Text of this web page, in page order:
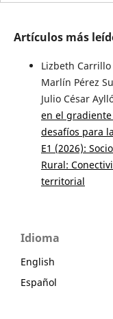
Artículos más
Lizbeth
Marlín Pérez
Julio César
en el
desafíos para
E1 (2026):
Rural:
territorial
Idioma
English
Español